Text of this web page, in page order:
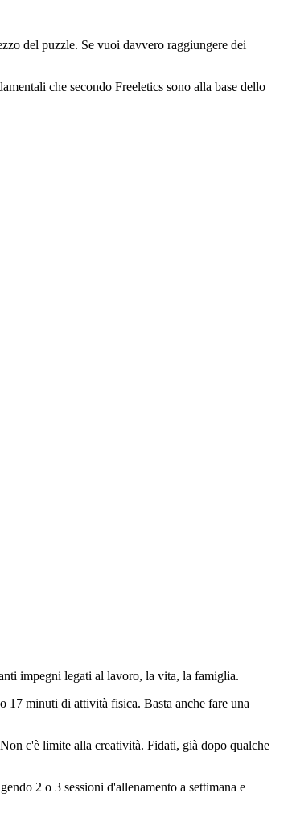
del puzzle. Se vuoi davvero raggiungere dei
che secondo Freeletics sono alla base dello
impegni legati al lavoro, la vita, la famiglia.
17 minuti di attività fisica. Basta anche fare una
c'è limite alla creatività. Fidati, già dopo qualche
2 o 3 sessioni d'allenamento a settimana e